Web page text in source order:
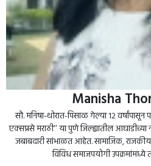
Manisha
सौ. मनिषा-थोरात-पिसाळ गेल्या १२ वर्षांपासून
एक्सप्रसे मराठी’’ या पुणे जिल्ह्यातील
जबाबदारी सांभाळत आहेत. सामाजिक,
विविध समाजपयोगी उपक्रमांमध्ये